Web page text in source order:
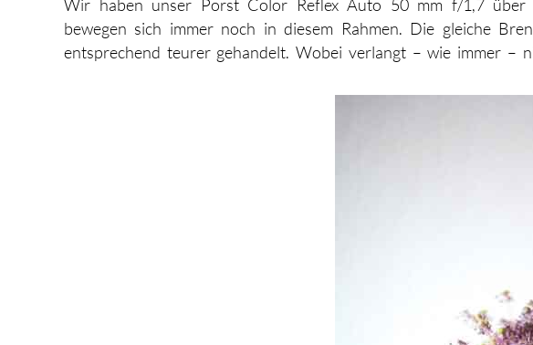
Wir haben unser Porst Color Reflex Auto 50 mm f/1,7
bewegen sich immer noch in diesem Rahmen. Die gleiche
entsprechend teurer gehandelt. Wobei verlangt – wie immer –